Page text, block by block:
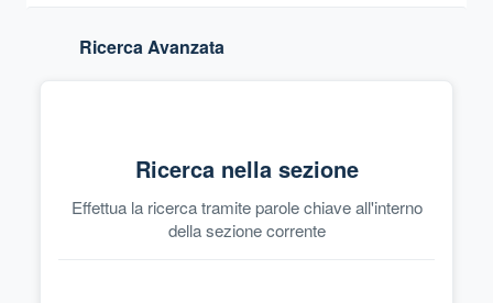
Ricerca Avanzata
Ricerca nella sezione
Effettua la ricerca tramite parole chiave all'interno
della sezione corrente